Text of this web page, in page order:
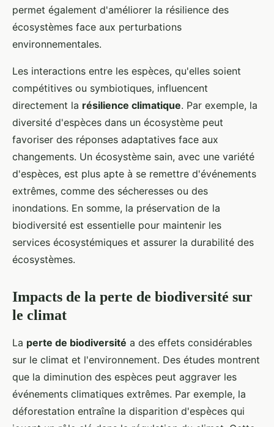
permet également d'améliorer la résilience des
écosystèmes face aux perturbations
environnementales.
Les interactions entre les espèces, qu'elles soient
compétitives ou symbiotiques, influencent
directement la résilience climatique. Par exemple, la
diversité d'espèces dans un écosystème peut
favoriser des réponses adaptatives face aux
changements. Un écosystème sain, avec une variété
d'espèces, est plus apte à se remettre d'événements
extrêmes, comme des sécheresses ou des
inondations. En somme, la préservation de la
biodiversité est essentielle pour maintenir les
services écosystémiques et assurer la durabilité des
écosystèmes.
Impacts de la perte de biodiversité sur
le climat
La perte de biodiversité a des effets considérables
sur le climat et l'environnement. Des études montrent
que la diminution des espèces peut aggraver les
événements climatiques extrêmes. Par exemple, la
déforestation entraîne la disparition d'espèces qui